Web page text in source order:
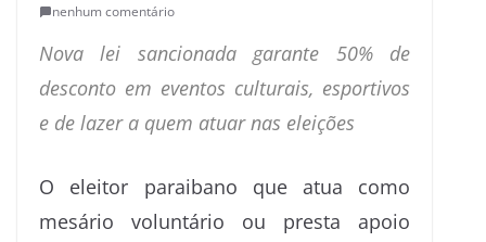
nenhum comentário
Nova lei sancionada garante 50% de
desconto em eventos culturais, esportivos
e de lazer a quem atuar nas eleições
O eleitor paraibano que atua como
mesário voluntário ou presta apoio